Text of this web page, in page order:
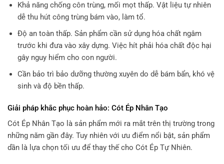
Khả năng chống côn trùng, mối mọt thấp. Vật liệu tự nhiên
dễ thu hút công trùng bám vào, làm tổ.
Độ an toàn thấp. Sản phẩm cần sử dụng hóa chất ngâm
trước khi đưa vào xây dựng. Việc hít phải hóa chất độc hại
gây nguy hiểm cho con người.
Cần bảo trì bảo dưỡng thường xuyên do dễ bám bẩn, khó vệ
sinh và độ bền thấp.
Giải pháp khắc phục hoàn hảo: Cót Ép Nhân Tạo
Cót Ép Nhân Tạo là sản phẩm mới ra mắt trên thị trường trong
những năm gần đây. Tuy nhiên với ưu điểm nổi bật, sản phẩm
dần là lựa chọn tối ưu để thay thế cho Cót Ép Tự Nhiên.